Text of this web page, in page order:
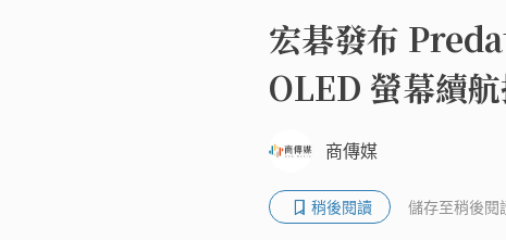
宏碁發布
OLED 螢幕續
商傳媒
稍後閱讀 儲存至稍後閱